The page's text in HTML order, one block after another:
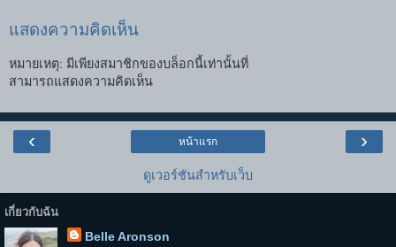
แสดงความคิดเห็น
หมายเหตุ: มีเพียงสมาชิกของบล็อกนี้เท่านั้นที่
สามารถแสดงความคิดเห็น
‹ ›
หน้าแรก
ดูเวอร์ชันสำหรับเว็บ
เกี่ยวกับฉัน
Belle Aronson